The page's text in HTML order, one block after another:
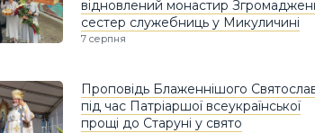
відновлений монастир
сестер служебниць у Микуличині
7 серпня
Проповідь Блаженнішого
під час Патріаршої всеукраїнської
прощі до Старуні у свято